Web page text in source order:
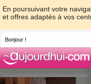
En poursuivant votre
et offres adaptés à vos
Bonjour !